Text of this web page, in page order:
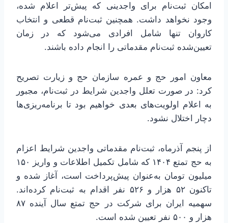
امکان ثبت‌نام برای واجدینی که پیش‌تر اعلام شده،
وجود نخواهد داشت. همچنین ثبت‌نام قطعی و انتخاب
کاروان تنها شامل افرادی می‌شود که در زمان
تعیین‌شده ثبت‌نام مقدماتی را انجام داده باشند.
معاون امور حج و عمره سازمان حج و زیارت تصریح
کرد: در صورت تعلل واجدین شرایط در ثبت‌نام، مجبور
به اعلام اولویت‌های بعدی خواهیم بود تا برنامه‌ریزی‌ها
دچار اختلال نشود.
از پنجم آذرماه، ثبت‌نام مقدماتی واجدین شرایط اعزام
به حج تمتع ۱۴۰۴ که شامل تکمیل اطلاعات و واریز ۱۵۰
میلیون تومان به‌عنوان پیش‌پرداخت است، آغاز شده و
تاکنون ۵۲ هزار و ۵۲۶ نفر اقدام به ثبت‌نام کرده‌اند.
سهمیه ایران برای شرکت در حج تمتع سال آینده ۸۷
هزار و ۵۰۰ نفر تعیین شده است.